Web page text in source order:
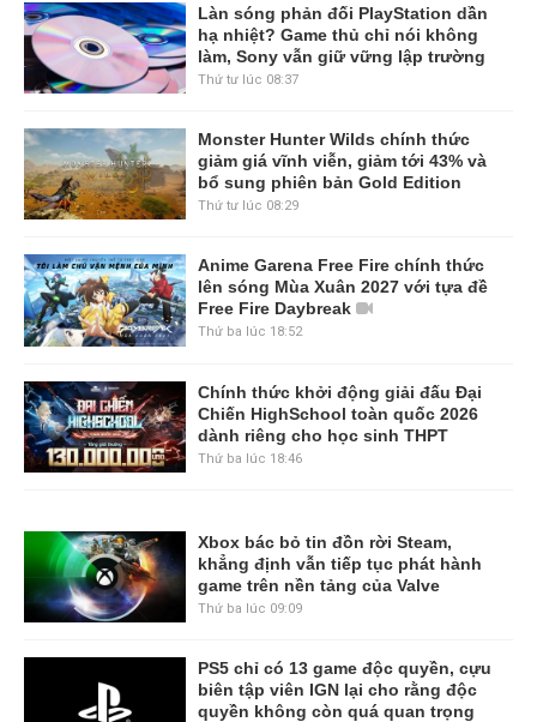
Làn sóng phản đối PlayStation dần
hạ nhiệt? Game thủ chỉ nói không
làm, Sony vẫn giữ vững lập trường
Thứ tư lúc 08:37
Monster Hunter Wilds chính thức
giảm giá vĩnh viễn, giảm tới 43% và
bổ sung phiên bản Gold Edition
Thứ tư lúc 08:29
Anime Garena Free Fire chính thức
lên sóng Mùa Xuân 2027 với tựa đề
Free Fire Daybreak
Thứ ba lúc 18:52
Chính thức khởi động giải đấu Đại
Chiến HighSchool toàn quốc 2026
dành riêng cho học sinh THPT
Thứ ba lúc 18:46
Xbox bác bỏ tin đồn rời Steam,
khẳng định vẫn tiếp tục phát hành
game trên nền tảng của Valve
Thứ ba lúc 09:09
PS5 chỉ có 13 game độc quyền, cựu
biên tập viên IGN lại cho rằng độc
quyền không còn quá quan trọng